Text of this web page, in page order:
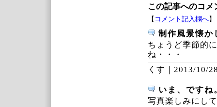
この記事へのコメ
【 コメント記入欄へ】
制作風景懐か
ちょうど季節的
ね・・・
くす｜ 2013/10/
いま、ですね
写真楽しみにし